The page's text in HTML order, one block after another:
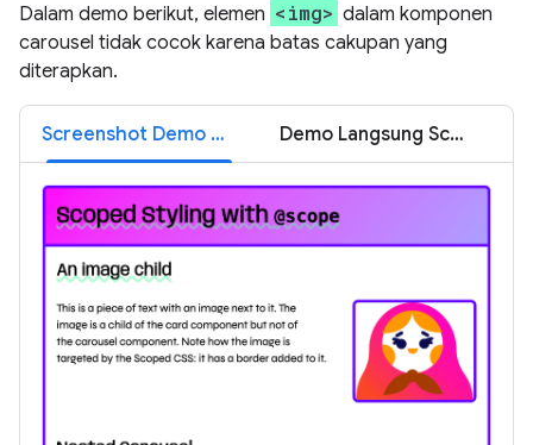
Dalam demo berikut, elemen <img> dalam komponen
carousel tidak cocok karena batas cakupan yang
diterapkan.
Screenshot Demo Cakupan Demo Langsung Scope